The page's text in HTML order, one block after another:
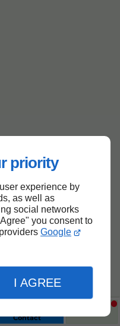
priority
experience by
as well as
social networks
you consent to
Google
I AGREE
Contact